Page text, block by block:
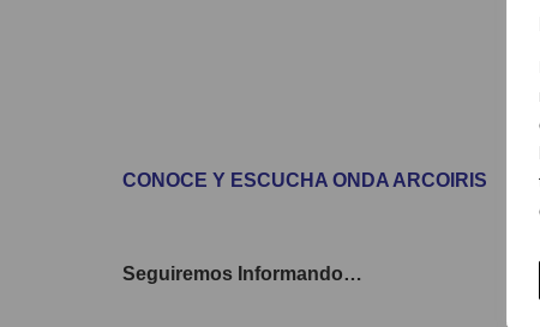
CONOCE Y ESCUCHA ONDA ARCOIRIS
Seguiremos Informando…